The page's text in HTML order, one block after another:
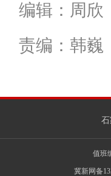
编辑：周欣
责编：韩巍
值班
冀新网备